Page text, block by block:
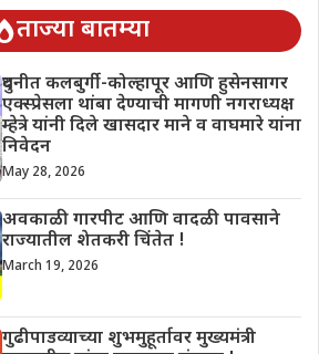
ताज्या बातम्या
दुधनीत कलबुर्गी-कोल्हापूर आणि हुसेनसागर
एक्स्प्रेसला थांबा देण्याची मागणी नगराध्यक्ष
म्हेत्रे यांनी दिले खासदार माने व वाघमारे यांना
निवेदन
May 28, 2026
अवकाळी गारपीट आणि वादळी पावसाने
राज्यातील शेतकरी चिंतेत !
March 19, 2026
गुढीपाडव्याच्या शुभमुहूर्तावर मुख्यमंत्री